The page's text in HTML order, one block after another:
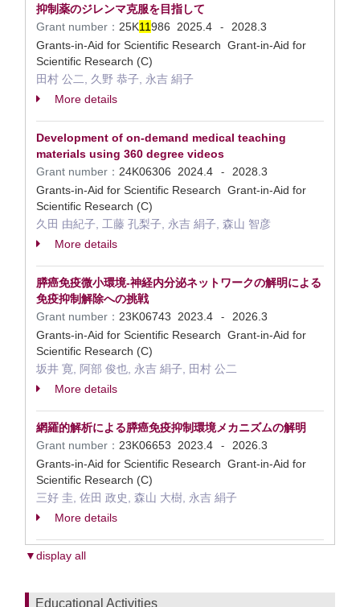
抑制薬のジレンマ克服を目指して
Grant number： 25K11986 2025.4 -
2028.3
Grants-in-Aid for Scientific Research Grant-in-Aid for
Scientific Research (C)
田村 公二, 久野 恭子, 永吉 絹子
More details
Development of on-demand medical teaching
materials using 360 degree videos
Grant number： 24K06306 2024.4 -
2028.3
Grants-in-Aid for Scientific Research Grant-in-Aid for
Scientific Research (C)
久田 由紀子, 工藤 孔梨子, 永吉 絹子, 森山 智彦
More details
膵癌免疫微小環境-神経内分泌ネットワークの解明による
免疫抑制解除への挑戦
Grant number： 23K06743 2023.4 -
2026.3
Grants-in-Aid for Scientific Research Grant-in-Aid for
Scientific Research (C)
坂井 寛, 阿部 俊也, 永吉 絹子, 田村 公二
More details
網羅的解析による膵癌免疫抑制環境メカニズムの解明
Grant number： 23K06653 2023.4 -
2026.3
Grants-in-Aid for Scientific Research Grant-in-Aid for
Scientific Research (C)
三好 圭, 佐田 政史, 森山 大樹, 永吉 絹子
More details
▼display all
Educational Activities